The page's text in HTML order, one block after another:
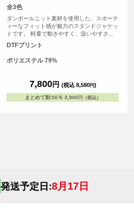
全3色
ダンボールニット素材を使用した、スポーテ
ィーなフィット感が魅力のスタンドジャケッ
トです。 軽量で動きやすく、扱いやすさに
も優れており、やわらかな肌ざわりで快適な
着心地を実現。 多重構造の生地とハイネッ
ク仕様により、空気層を確保して保温性を高
め、スポーツやアウトドアなどアクティブな
のアイテムです。 ※お客様の閲覧環境によ
り、商品の色が実際と異なって見える場合が
ございます。
DTFプリント
ポリエステル 79%
7,800円 (税込 8,580円)
まとめて割:50％ 3,900 円（税込）
発送予定日:8月17日